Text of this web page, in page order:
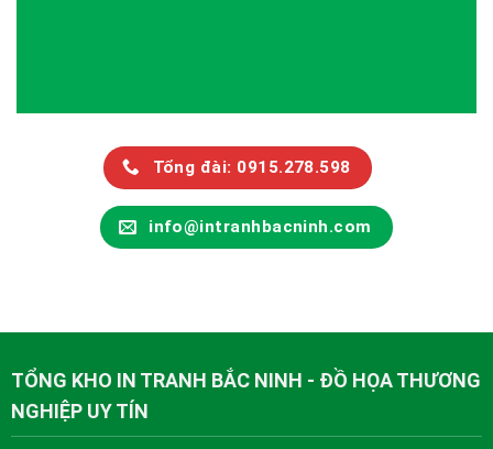
Tổng đài: 0915.278.598
info@intranhbacninh.com
TỔNG KHO IN TRANH BẮC NINH - ĐỒ HỌA THƯƠNG
NGHIỆP UY TÍN